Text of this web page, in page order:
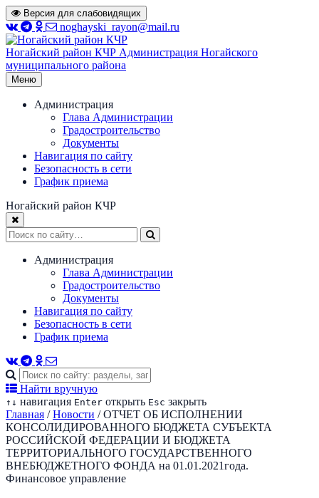
Перейти
к
содержимому
Версия для слабовидящих
noghayski_rayon@mail.ru
Ногайский район КЧР Администрация Ногайского
муниципального района
Меню
Администрация
Глава Администрации
Градостроительство
Документы
Навигация по сайту
Безопасность в сети
График приема
Ногайский район КЧР
Администрация
Глава Администрации
Градостроительство
Документы
Навигация по сайту
Безопасность в сети
График приема
Найти вручную
↑ ↓ навигация Enter открыть Esc закрыть
Главная / Новости / ОТЧЕТ ОБ ИСПОЛНЕНИИ
КОНСОЛИДИРОВАННОГО БЮДЖЕТА СУБЪЕКТА
РОССИЙСКОЙ ФЕДЕРАЦИИ И БЮДЖЕТА
ТЕРРИТОРИАЛЬНОГО ГОСУДАРСТВЕННОГО
ВНЕБЮДЖЕТНОГО ФОНДА на 01.01.2021года.
Финансовое управление